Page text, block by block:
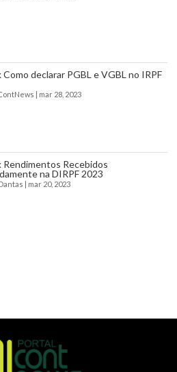
Como declarar PGBL e VGBL no IRPF
| mar 28, 2023
Rendimentos Recebidos
na DIRPF 2023
| mar 20, 2023